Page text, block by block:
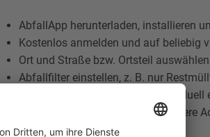
AbfallApp herunterladen, installieren
Kostenlos anmelden und auf beliebig
Ort und Straße bzw. Ortsteil auswählen
Abfallfilter einstellen, z. B. nur
Erinnerungstag und Uhrzeit individuell
Zusätzliche Erinnerungen für weitere